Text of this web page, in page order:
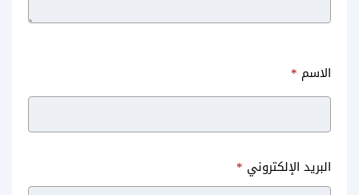
الاسم *
البريد الإلكتروني *